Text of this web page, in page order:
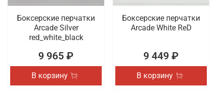
Боксерские перчатки
Arcade Silver
red_white_black
9 965 ₽
В корзину
Боксерские перчатки
Arcade White ReD
9 449 ₽
В корзину